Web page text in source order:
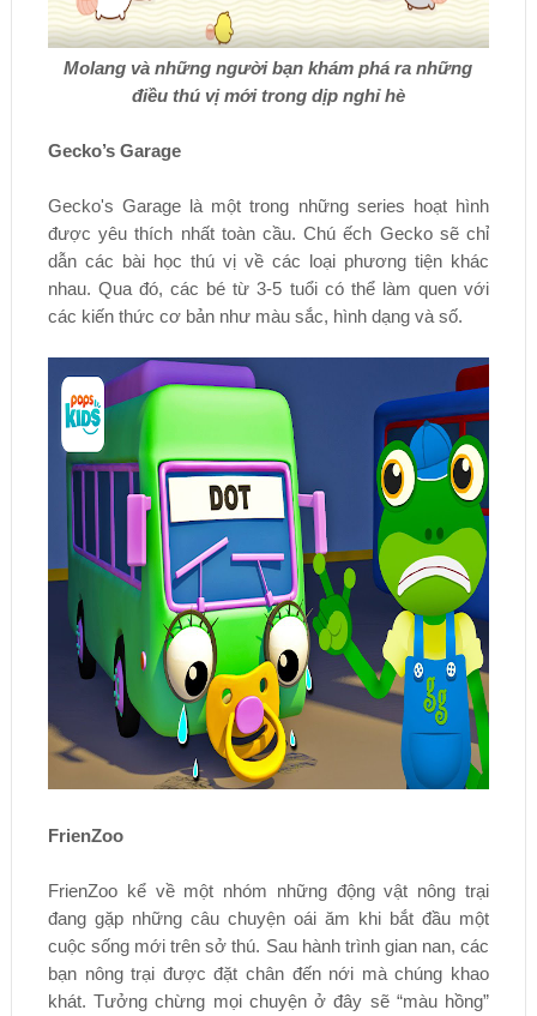
Molang và những người bạn khám phá ra những
điều thú vị mới trong dịp nghỉ hè
Gecko’s Garage
Gecko's Garage là một trong những series hoạt hình
được yêu thích nhất toàn cầu. Chú ếch Gecko sẽ chỉ
dẫn các bài học thú vị về các loại phương tiện khác
nhau. Qua đó, các bé từ 3-5 tuổi có thể làm quen với
các kiến thức cơ bản như màu sắc, hình dạng và số.
FrienZoo
FrienZoo kể về một nhóm những động vật nông trại
đang gặp những câu chuyện oái ăm khi bắt đầu một
cuộc sống mới trên sở thú. Sau hành trình gian nan, các
bạn nông trại được đặt chân đến nới mà chúng khao
khát. Tưởng chừng mọi chuyện ở đây sẽ “màu hồng”